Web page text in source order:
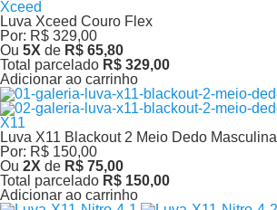
Xceed
Luva Xceed Couro Flex
Por: R$ 329,00
Ou 5X de R$ 65,80
Total parcelado R$ 329,00
Adicionar ao carrinho
X11
Luva X11 Blackout 2 Meio Dedo Masculina
Por: R$ 150,00
Ou 2X de R$ 75,00
Total parcelado R$ 150,00
Adicionar ao carrinho